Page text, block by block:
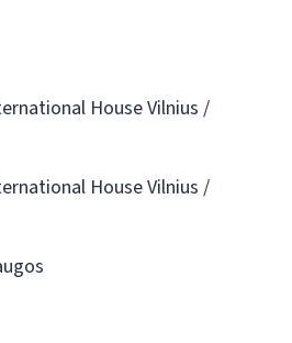
House Vilnius /
House Vilnius /